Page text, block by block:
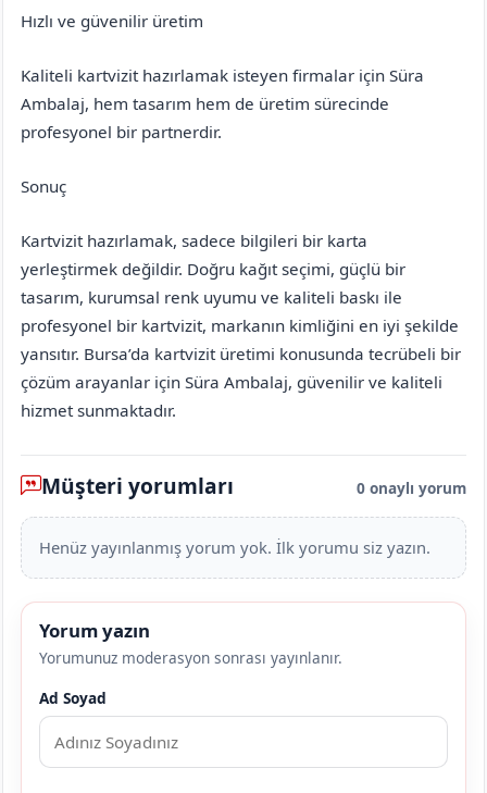
Hızlı ve güvenilir üretim
Kaliteli kartvizit hazırlamak isteyen firmalar için Süra
Ambalaj, hem tasarım hem de üretim sürecinde
profesyonel bir partnerdir.
Sonuç
Kartvizit hazırlamak, sadece bilgileri bir karta
yerleştirmek değildir. Doğru kağıt seçimi, güçlü bir
tasarım, kurumsal renk uyumu ve kaliteli baskı ile
profesyonel bir kartvizit, markanın kimliğini en iyi şekilde
yansıtır. Bursa’da kartvizit üretimi konusunda tecrübeli bir
çözüm arayanlar için Süra Ambalaj, güvenilir ve kaliteli
hizmet sunmaktadır.
Müşteri yorumları 0 onaylı yorum
Henüz yayınlanmış yorum yok. İlk yorumu siz yazın.
Yorum yazın
Yorumunuz moderasyon sonrası yayınlanır.
Ad Soyad